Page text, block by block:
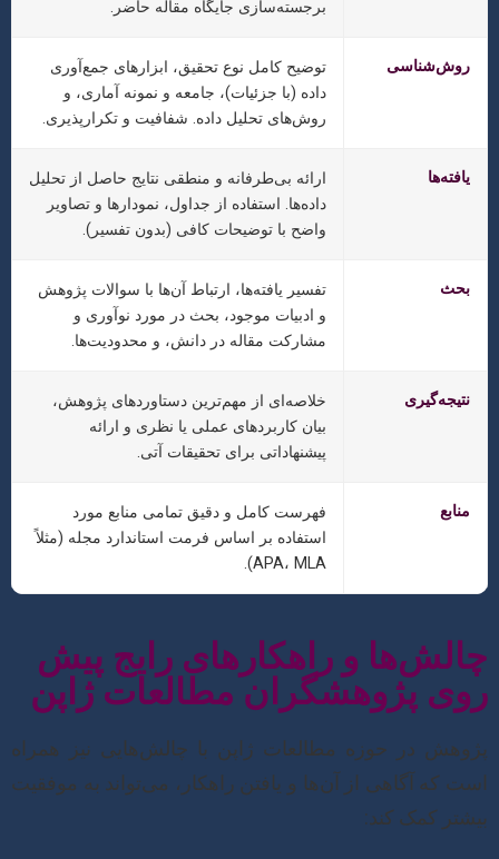
برجسته‌سازی جایگاه مقاله حاضر.
روش‌شناسی
توضیح کامل نوع تحقیق، ابزارهای جمع‌آوری
داده (با جزئیات)، جامعه و نمونه آماری، و
روش‌های تحلیل داده. شفافیت و تکرارپذیری.
یافته‌ها
ارائه بی‌طرفانه و منطقی نتایج حاصل از تحلیل
داده‌ها. استفاده از جداول، نمودارها و تصاویر
واضح با توضیحات کافی (بدون تفسیر).
بحث
تفسیر یافته‌ها، ارتباط آن‌ها با سوالات پژوهش
و ادبیات موجود، بحث در مورد نوآوری و
مشارکت مقاله در دانش، و محدودیت‌ها.
نتیجه‌گیری
خلاصه‌ای از مهم‌ترین دستاوردهای پژوهش،
بیان کاربردهای عملی یا نظری و ارائه
پیشنهاداتی برای تحقیقات آتی.
منابع
فهرست کامل و دقیق تمامی منابع مورد
استفاده بر اساس فرمت استاندارد مجله (مثلاً
APA، MLA).
چالش‌ها و راهکارهای رایج پیش
روی پژوهشگران مطالعات ژاپن
پژوهش در حوزه مطالعات ژاپن با چالش‌هایی نیز همراه
است که آگاهی از آن‌ها و یافتن راهکار، می‌تواند به موفقیت
بیشتر کمک کند: